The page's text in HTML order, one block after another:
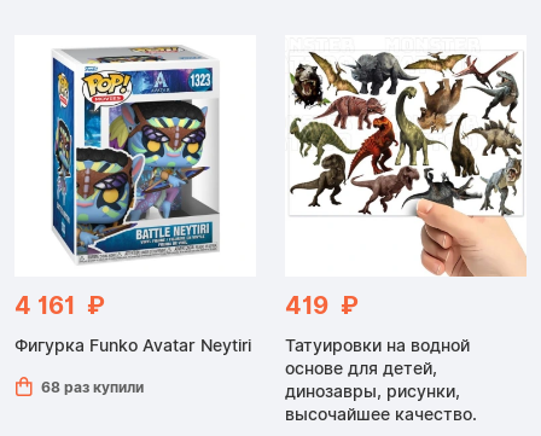
4 161 ₽
Фигурка Funko Avatar Neytiri
68 раз купили
419 ₽
Татуировки на водной
основе для детей,
динозавры, рисунки,
высочайшее качество.